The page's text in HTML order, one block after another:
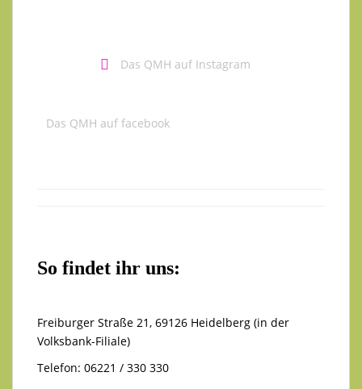
Das QMH auf Instagram
Das QMH auf facebook
So findet ihr uns:
Freiburger Straße 21, 69126 Heidelberg (in der
Volksbank-Filiale)
Telefon: 06221 / 330 330